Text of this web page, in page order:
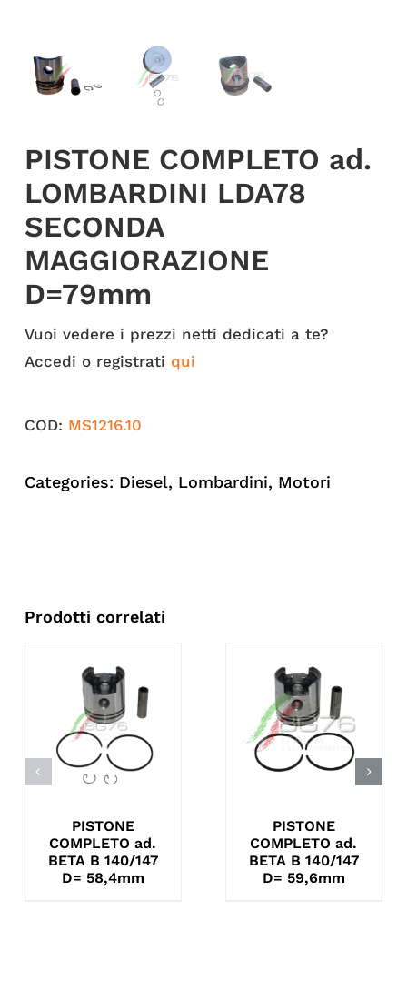
PISTONE COMPLETO ad.
LOMBARDINI LDA78
SECONDA
MAGGIORAZIONE
D=79mm
Vuoi vedere i prezzi netti dedicati a te?
Accedi o registrati qui
COD: MS1216.10
Categories: Diesel, Lombardini, Motori
Prodotti correlati
PISTONE
COMPLETO ad.
BETA B 140/147
D= 58,4mm
PISTONE
COMPLETO ad.
BETA B 140/147
D= 59,6mm